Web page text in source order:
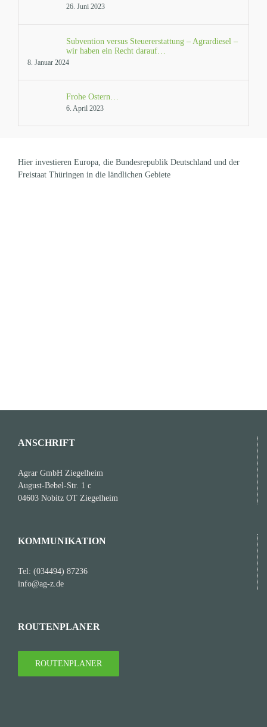
26. Juni 2023
Subvention versus Steuererstattung – Agrardiesel –
wir haben ein Recht darauf…
8. Januar 2024
Frohe Ostern…
6. April 2023
Hier investieren Europa, die Bundesrepublik Deutschland und der
Freistaat Thüringen in die ländlichen Gebiete
ANSCHRIFT
Agrar GmbH Ziegelheim
August-Bebel-Str. 1 c
04603 Nobitz OT Ziegelheim
KOMMUNIKATION
Tel: (034494) 87236
info@ag-z.de
ROUTENPLANER
ROUTENPLANER